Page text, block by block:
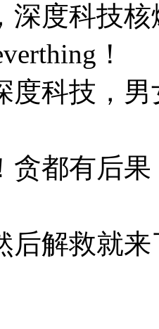
深度科技
！
度科技，
贪都有后
后解救就来